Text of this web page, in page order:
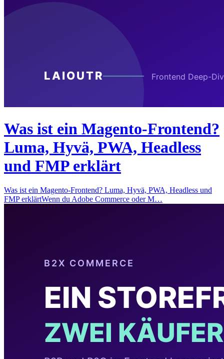
Was ist ein Magento-Frontend?
Luma, Hyvä, PWA, Headless
und FMP erklärt
Was ist ein Magento-Frontend? Luma, Hyvä, PWA, Headless und
FMP erklärtWenn du Adobe Commerce oder M…